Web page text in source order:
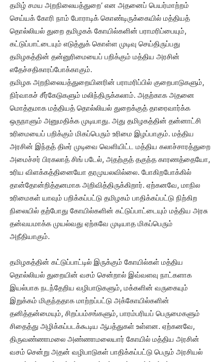
தமிழ் சமய அறநிலையத்துறை’ என அதனைப் பெயர்மாற்றம்
செய்யக் கோரி நாம் போராடிக் கொண்டிருக்கையில் மத்தியத்
தொல்லியல் துறை தமிழகக் கோயில்களின் பராமரிப்பையும்,
கட்டுப்பாட்டையும் எடுத்துக் கொள்ள முடிவு செய்திருப்பது
தமிழகத்தின் தன்னுரிமையைப் பறிக்கும் மத்திய அரசின்
எதேச்சதிகாரப்போக்காகும்.
தமிழக அறநிலையத்துறையினரின் பராமரிப்பில் குறைபாடுகளும்,
நிர்வாகச் சீர்கேடுகளும் மலிந்திருக்கலாம். அதற்காக அதனை
மொத்தமாக மத்தியத் தொல்லியல் துறைக்குத் தாரைவார்க்க
ஒருநாளும் அனுமதிக்க முடியாது. அது தமிழகத்தின் தன்னாட்சி
உரிமையைப் பறிக்கும் மிகப்பெரும் உரிமை இழப்பாகும். மத்திய
அரசின் இந்தத் திடீர் முடிவை வெளியிட்ட மத்திய கலாச்சாரத்துறை
அமைச்சர் பிரகலாத் சிங் படேல், அதற்குத் தகுந்த காரணத்தையோ,
உரிய விளக்கத்தினையோ தரமுயலவில்லை. போகிறபோக்கில்
தான்தோன்றித்தனமாக அறிவித்திருக்கிறார். ஏற்கனவே, மாநில
உரிமைகள் யாவும் பறிக்கப்பட்டு தமிழகம் பாதிக்கப்பட்டு நிற்கிற
நிலையில் தற்போது கோயில்களின் கட்டுப்பாட்டையும் மத்திய அரசு
தன்வயமாக்க முயல்வது ஏற்கவே முடியாத மிகப்பெரும்
அநீதியாகும்.
தமிழகத்தின் கட்டுப்பாட்டில் இருக்கும் கோயில்கள் மத்திய
தொல்லியல் துறையின் வசம் சென்றால் இவ்வளவு நாட்களாக
இயல்பாக நடந்தேறிய வழிபாடுகளும், மக்களின் வருகையும்
இறுக்கம் மிகுந்ததாக மாற்றப்பட்டு அக்கோயில்களின்
தனித்தன்மையும், சிறப்பம்சங்களும், பாரம்பரியப் பெருமைகளும்
சிதைத்து அழிக்கப்படக்கூடிய ஆபத்துகள் உள்ளன. ஏற்கனவே,
திருவண்ணாமலை அண்ணாமலையார் கோயில் மத்திய அரசின்
வசம் சென்று அதன் வழிபாடுகள் பாதிக்கப்பட்டு பெரும் அரசியல்